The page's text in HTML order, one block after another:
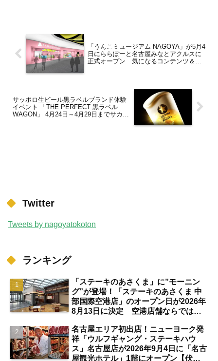
「うんこミュージアム NAGOYA」が5月4
日にららぽーと名古屋みなとアクルスに
正式オープン 気になるコンテンツ＆新
サッポロ生ビール黒ラベルブランド体験
イベント 「THE PERFECT 黒ラベル
WAGON」 4月24日～4月29日までサカエ
Twitter
Tweets by nagoyatokoton
ランキング
「ステーキのあさくま」に”モーニン
グ”が登場！「ステーキのあさくま 中
部国際空港店」のオープン日が2026年
8月13日に決定 空港店舗ならではの
名古屋エリア初出店！ニューヨーク発
祥「ウルフギャング・ステーキハウ
ス」名古屋店が2026年9月4日に「名古
屋観光ホテル」1階にオープン【伏